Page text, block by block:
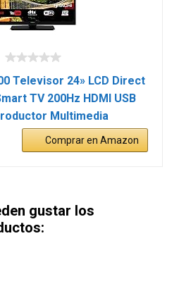
Televisor 24» LCD Direct
TV 200Hz HDMI USB
Multimedia
Comprar en Amazon
gustar los